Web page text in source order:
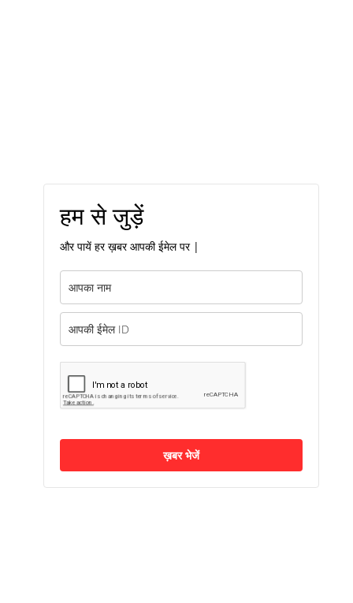
हम से जुड़ें
और पायें हर ख़बर आपकी ईमेल पर |
ख़बर भेजें